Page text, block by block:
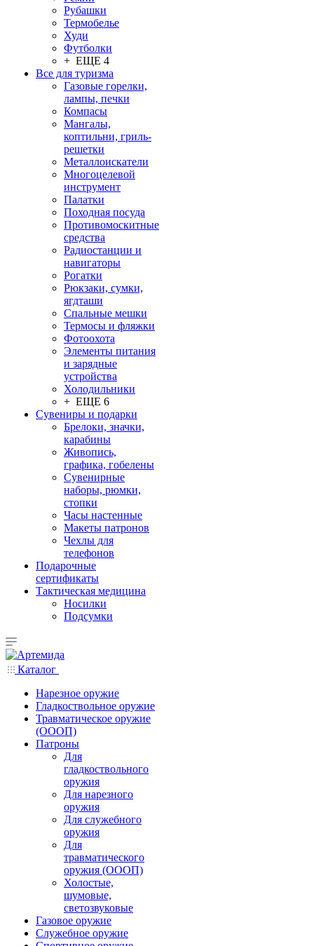
Рубашки
Термобелье
Худи
Футболки
+ ЕЩЕ 4
Все для туризма
Газовые горелки,
лампы, печки
Компасы
Мангалы,
коптильни, гриль-
решетки
Металлоискатели
Многоцелевой
инструмент
Палатки
Походная посуда
Противомоскитные
средства
Радиостанции и
навигаторы
Рогатки
Рюкзаки, сумки,
ягдташи
Спальные мешки
Термосы и фляжки
Фотоохота
Элементы питания
и зарядные
устройства
Холодильники
+ ЕЩЕ 6
Сувениры и подарки
Брелоки, значки,
карабины
Живопись,
графика, гобелены
Сувенирные
наборы, рюмки,
стопки
Часы настенные
Макеты патронов
Чехлы для
телефонов
Подарочные
сертификаты
Тактическая медицина
Носилки
Подсумки
Каталог
Нарезное оружие
Гладкоствольное оружие
Травматическое оружие
(ОООП)
Патроны
Для
гладкоствольного
оружия
Для нарезного
оружия
Для служебного
оружия
Для
травматического
оружия (ОООП)
Холостые,
шумовые,
светозвуковые
Газовое оружие
Служебное оружие